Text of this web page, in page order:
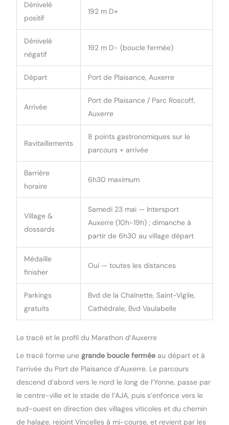
Dénivelé
positif
192 m D+
Dénivelé
négatif
192 m D- (boucle fermée)
Départ Port de Plaisance, Auxerre
Arrivée
Port de Plaisance / Parc Roscoff,
Auxerre
Ravitaillements
8 points gastronomiques sur le
parcours + arrivée
Barrière
horaire
6h30 maximum
Village &
dossards
Samedi 23 mai — Intersport
Auxerre (10h-19h) ; dimanche à
partir de 6h30 au village départ
Médaille
finisher
Oui — toutes les distances
Parkings
gratuits
Bvd de la Chaînette, Saint-Vigile,
Cathédrale, Bvd Vaulabelle
Le tracé et le profil du Marathon d’Auxerre
Le tracé forme une grande boucle ferméeau départ et à
l’arrivée du Port de Plaisance d’Auxerre. Le parcours
descend d’abord vers le nord le long de l’Yonne, passe par
le centre-ville et le stade de l’AJA, puis s’enfonce vers le
sud-ouest en direction des villages viticoles et du chemin
de halage, rejoint Vincelles à mi-course, et revient par les